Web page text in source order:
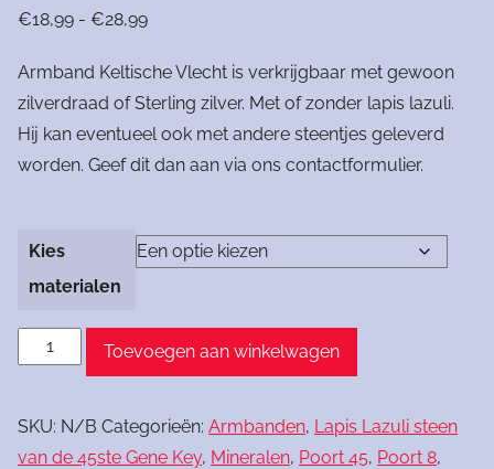
€18,99 - €28,99Prijsklasse:
tot
€28,99
Armband Keltische Vlecht is verkrijgbaar met gewoon
zilverdraad of Sterling zilver. Met of zonder lapis lazuli.
Hij kan eventueel ook met andere steentjes geleverd
worden. Geef dit dan aan via ons contactformulier.
Kies
materialen
Armband
Keltische
aantal
Toevoegen aan winkelwagen
SKU: N/B Categorieën: Armbanden, Lapis Lazuli steen
van de 45ste Gene Key, Mineralen, Poort 45, Poort 8,